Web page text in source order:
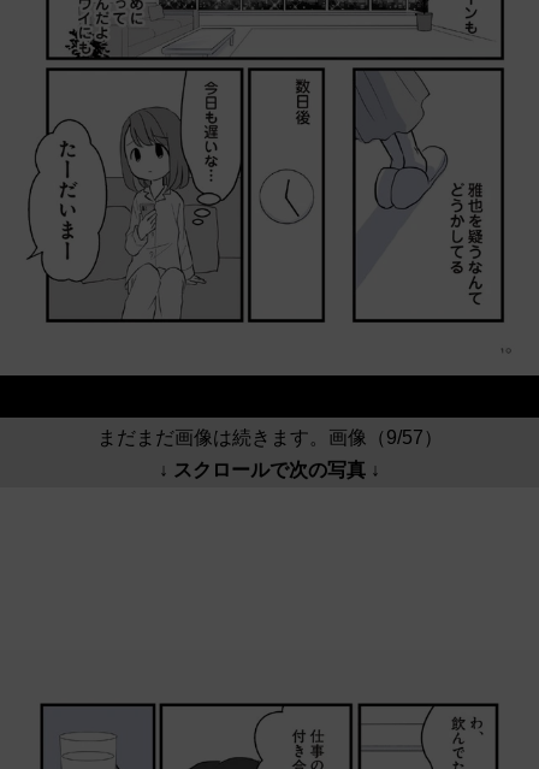
まだまだ画像は続きます。画像（9/57）
↓ スクロールで次の写真 ↓